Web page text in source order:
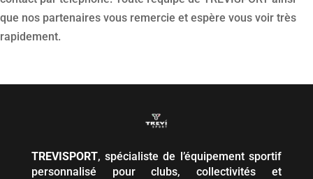
que nos partenaires vous remercie et espère vous voir très
rapidement.
TREVISPORT, spécialiste de l’équipement sportif
personnalisé pour clubs, collectivités et